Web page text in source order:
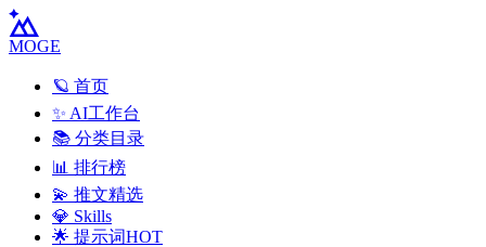
MOGE
🪐 首页
✨ AI工作台
📚 分类目录
📊 排行榜
💫 推文精选
💎 Skills
🌟 提示词HOT